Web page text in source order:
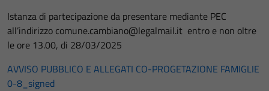
Istanza di partecipazione da presentare mediante PEC
all’indirizzo comune.cambiano@legalmail.it entro e non oltre
le ore 13.00, di 28/03/2025
AVVISO PUBBLICO E ALLEGATI CO-PROGETAZIONE FAMIGLIE
0-8_signed